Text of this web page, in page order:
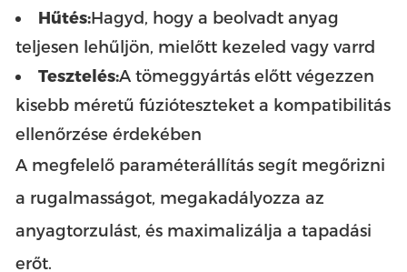
Hűtés:Hagyd, hogy a beolvadt anyag
teljesen lehűljön, mielőtt kezeled vagy varrd
Tesztelés:A tömeggyártás előtt végezzen
kisebb méretű fúzióteszteket a kompatibilitás
ellenőrzése érdekében
A megfelelő paraméterállítás segít megőrizni
a rugalmasságot, megakadályozza az
anyagtorzulást, és maximalizálja a tapadási
erőt.